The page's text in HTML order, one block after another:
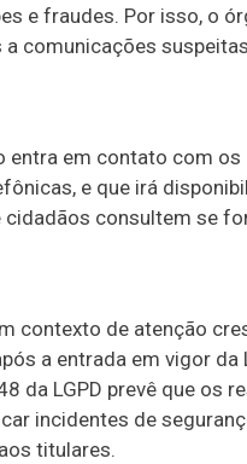
e fraudes. Por isso, o
comunicações
entra em contato com
e que irá
cidadãos consultem se
contexto de atenção
a entrada em vigor da
da LGPD prevê que os
incidentes de
titulares.